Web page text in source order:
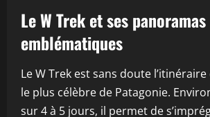
Le W Trek et ses panoramas
emblématiques
Le W Trek est sans doute
le plus célèbre de Patagonie.
sur 4 à 5 jours, il permet de